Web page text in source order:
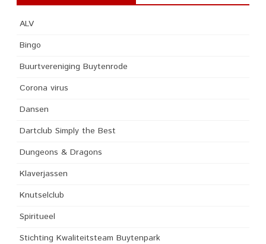
ALV
Bingo
Buurtvereniging Buytenrode
Corona virus
Dansen
Dartclub Simply the Best
Dungeons & Dragons
Klaverjassen
Knutselclub
Spiritueel
Stichting Kwaliteitsteam Buytenpark